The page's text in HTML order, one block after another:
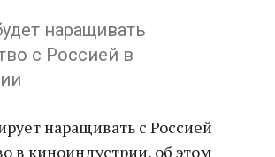
наращивать
с Россией в
наращивать с Россией
в киноиндустрии, об этом